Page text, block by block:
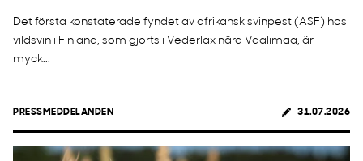
Det första konstaterade fyndet av afrikansk svinpest (ASF) hos
vildsvin i Finland, som gjorts i Vederlax nära Vaalimaa, är
myck...
PRESSMEDDELANDEN 31.07.2026